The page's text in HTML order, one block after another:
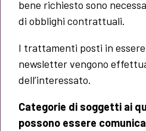
bene richiesto sono
di obblighi contrattuali.
I trattamenti posti in essere
newsletter vengono
dell’interessato.
Categorie di soggetti ai
possono essere